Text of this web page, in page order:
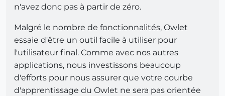
n'avez donc pas à partir de zéro.
Malgré le nombre de fonctionnalités, Owlet
essaie d'être un outil facile à utiliser pour
l'utilisateur final. Comme avec nos autres
applications, nous investissons beaucoup
d'efforts pour nous assurer que votre courbe
d'apprentissage du Owlet ne sera pas orientée